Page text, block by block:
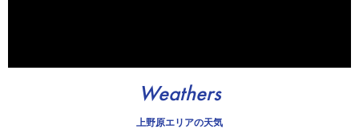
Weathers
上野原エリアの天気